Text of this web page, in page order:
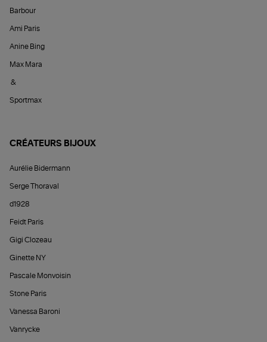
Barbour
Ami Paris
Anine Bing
Max Mara
&
Sportmax
CRÉATEURS BIJOUX
Aurélie Bidermann
Serge Thoraval
d1928
Feidt Paris
Gigi Clozeau
Ginette NY
Pascale Monvoisin
Stone Paris
Vanessa Baroni
Vanrycke